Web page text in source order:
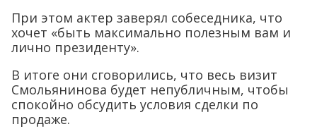
При этом актер заверял собеседника, что
хочет «быть максимально полезным вам и
лично президенту».
В итоге они сговорились, что весь визит
Смольянинова будет непубличным, чтобы
спокойно обсудить условия сделки по
продаже.